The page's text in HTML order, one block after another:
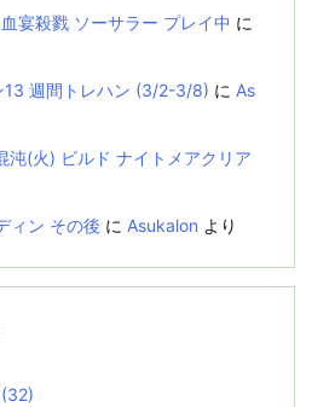
宴殺戮 ソーサラー プレイ中 に
13 週間トレハン (3/2-3/8) に As
沌(火) ビルド ナイトメアクリア
ィン その後 に Asukalon より
(32)